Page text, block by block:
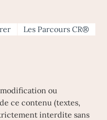
Les Parcours CR®
ou
ce contenu (textes,
interdite sans